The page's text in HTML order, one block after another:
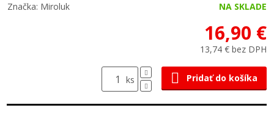
Značka: Miroluk NA SKLADE
16,90 €
13,74 € bez DPH
ks Pridať do košíka